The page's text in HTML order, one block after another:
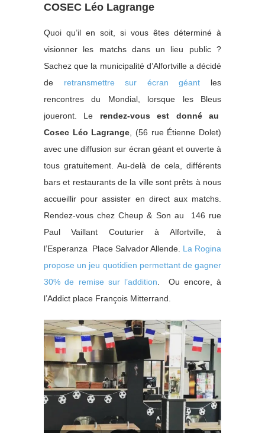
COSEC Léo Lagrange
Quoi qu’il en soit, si vous êtes déterminé à
visionner les matchs dans un lieu public ?
Sachez que la municipalité d’Alfortville a décidé
de retransmettre sur écran géant les
rencontres du Mondial, lorsque les Bleus
joueront. Le rendez-vous est donné au
Cosec Léo Lagrange , (56 rue Étienne Dolet)
avec une diffusion sur écran géant et ouverte à
tous gratuitement. Au-delà de cela, différents
bars et restaurants de la ville sont prêts à nous
accueillir pour assister en direct aux matchs.
Rendez-vous chez Cheup & Son au 146 rue
Paul Vaillant Couturier à Alfortville, à
l’Esperanza Place Salvador Allende. La Rogina
propose un jeu quotidien permettant de gagner
30% de remise sur l’addition . Ou encore, à
l’Addict place François Mitterrand.